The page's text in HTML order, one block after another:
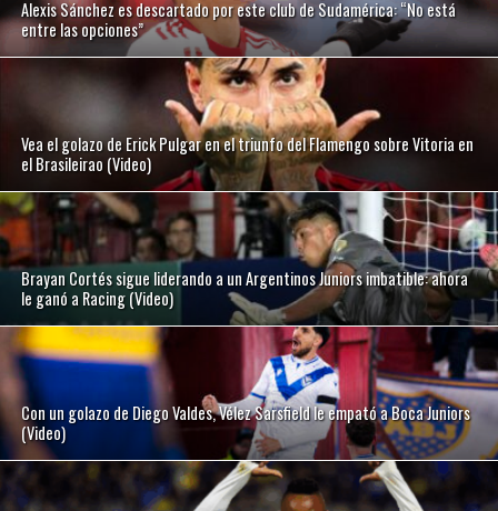
Alexis Sánchez es descartado por este club de Sudamérica: “No está
entre las opciones”
Vea el golazo de Erick Pulgar en el triunfo del Flamengo sobre Vitoria en
el Brasileirao (Video)
Brayan Cortés sigue liderando a un Argentinos Juniors imbatible: ahora
le ganó a Racing (Video)
Con un golazo de Diego Valdes, Vélez Sarsfield le empató a Boca Juniors
(Video)